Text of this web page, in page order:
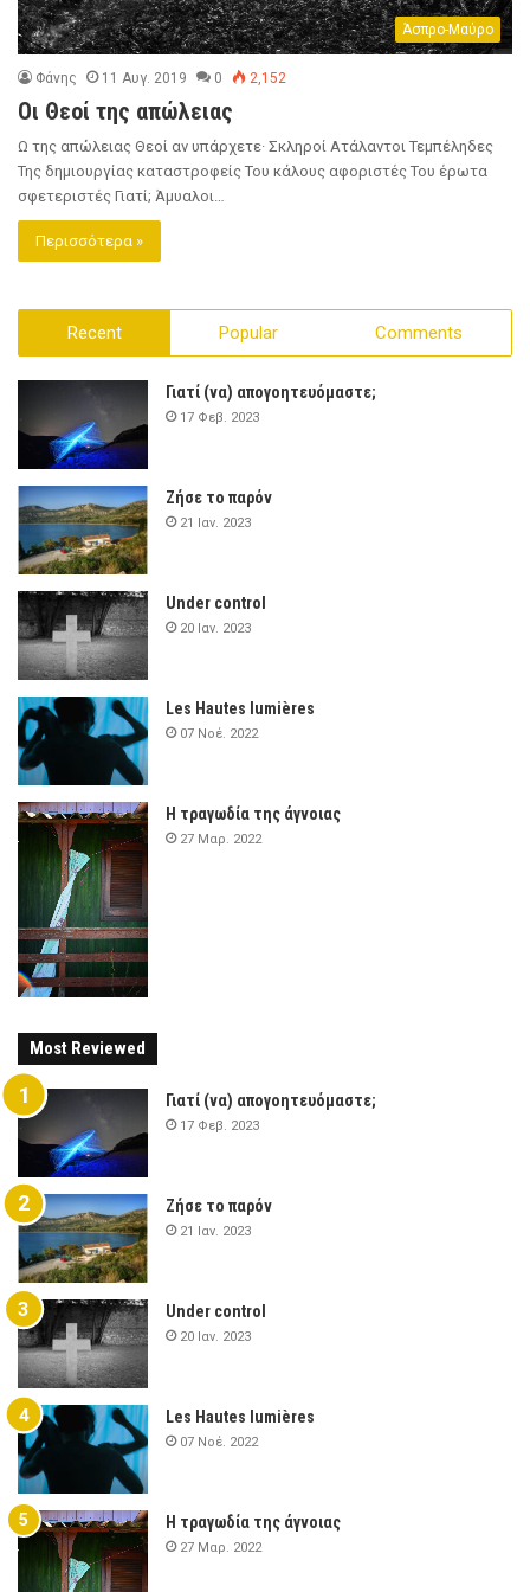
Άσπρο-Μαύρο
Φάνης 11 Αυγ. 2019 0 2,152
Οι Θεοί της απώλειας
Ω της απώλειας Θεοί αν υπάρχετε· Σκληροί Ατάλαντοι Τεμπέληδες
Της δημιουργίας καταστροφείς Του κάλους αφοριστές Του έρωτα
σφετεριστές Γιατί; Άμυαλοι…
Περισσότερα »
Recent Popular Comments
Γιατί (να) απογοητευόμαστε;
17 Φεβ. 2023
Ζήσε το παρόν
21 Ιαν. 2023
Under control
20 Ιαν. 2023
Les Hautes lumières
07 Νοέ. 2022
Η τραγωδία της άγνοιας
27 Μαρ. 2022
Most Reviewed
Γιατί (να) απογοητευόμαστε;
17 Φεβ. 2023
Ζήσε το παρόν
21 Ιαν. 2023
Under control
20 Ιαν. 2023
Les Hautes lumières
07 Νοέ. 2022
Η τραγωδία της άγνοιας
27 Μαρ. 2022